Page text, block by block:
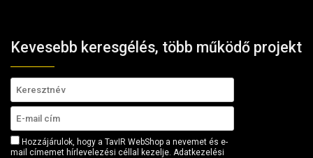
Kevesebb keresgélés, több működő projekt
Hozzájárulok, hogy a TavIR WebShop a nevemet és e-
mail címemet hírlevelezési céllal kezelje. Adatkezelési